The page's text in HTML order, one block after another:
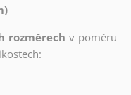
rozměrech v poměru